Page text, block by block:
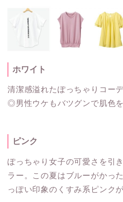
ホワイト
清潔感溢れたぽっちゃりコー
◎男性ウケもバツグンで肌色
ピンク
ぽっちゃり女子の可愛さを引
ラー。この夏はブルーがかっ
っぽい印象のくすみ系ピンク